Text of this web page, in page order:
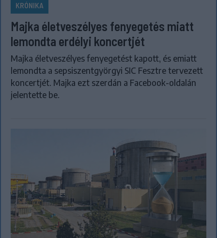
KRÓNIKA
Majka életveszélyes fenyegetés miatt
lemondta erdélyi koncertjét
Majka életveszélyes fenyegetést kapott, és emiatt
lemondta a sepsiszentgyörgyi SIC Fesztre tervezett
koncertjét. Majka ezt szerdán a Facebook-oldalán
jelentette be.